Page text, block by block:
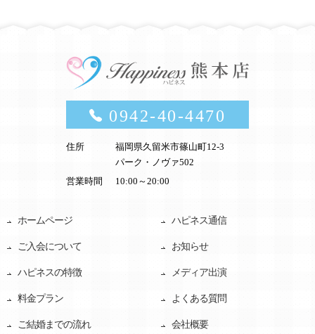
0942-40-4470
住所
福岡県久留米市篠山町12-3
パーク・ノヴァ502
営業時間
10:00～20:00
ホームページ
ご入会について
ハピネスの特徴
料金プラン
ご結婚までの流れ
ハピネス通信
お知らせ
メディア出演
よくある質問
会社概要